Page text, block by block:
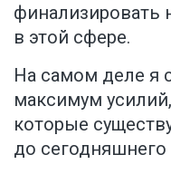
финализировать
в этой сфере.
На самом деле я
максимум
которые
до